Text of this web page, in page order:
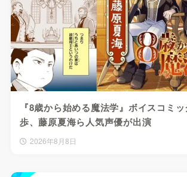
『8歳から始める魔法学』ボイスコミ
歩、藤原夏海ら人気声優が出演
2026年8月8日